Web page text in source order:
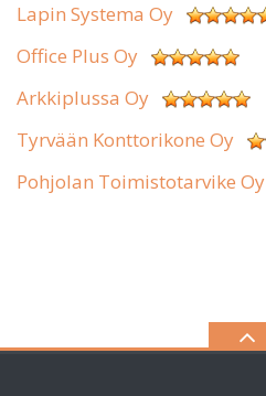
Lapin Systema Oy
Office Plus Oy
Arkkiplussa Oy
Tyrvään Konttorikone Oy
Pohjolan Toimistotarvike Oy